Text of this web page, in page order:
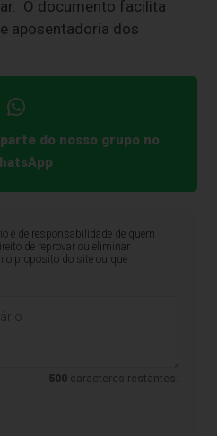
O documento facilita
aposentadoria dos
do nosso grupo no
é de responsabilidade de quem
de reprovar ou eliminar
o propósito do site ou que
500 caracteres restantes.